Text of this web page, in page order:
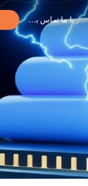
با ما تماس بگیرید